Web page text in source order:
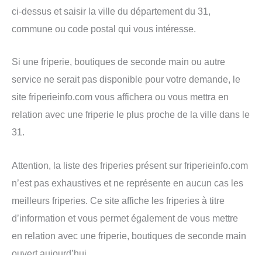
ci-dessus et saisir la ville du département du 31,
commune ou code postal qui vous intéresse.
Si une friperie, boutiques de seconde main ou autre
service ne serait pas disponible pour votre demande, le
site friperieinfo.com vous affichera ou vous mettra en
relation avec une friperie le plus proche de la ville dans le
31.
Attention, la liste des friperies présent sur friperieinfo.com
n’est pas exhaustives et ne représente en aucun cas les
meilleurs friperies. Ce site affiche les friperies à titre
d’information et vous permet également de vous mettre
en relation avec une friperie, boutiques de seconde main